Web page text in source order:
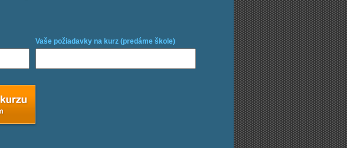
Vaše požiadavky na kurz (predáme škole)